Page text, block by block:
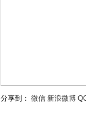
分享到： 微信 新浪微博